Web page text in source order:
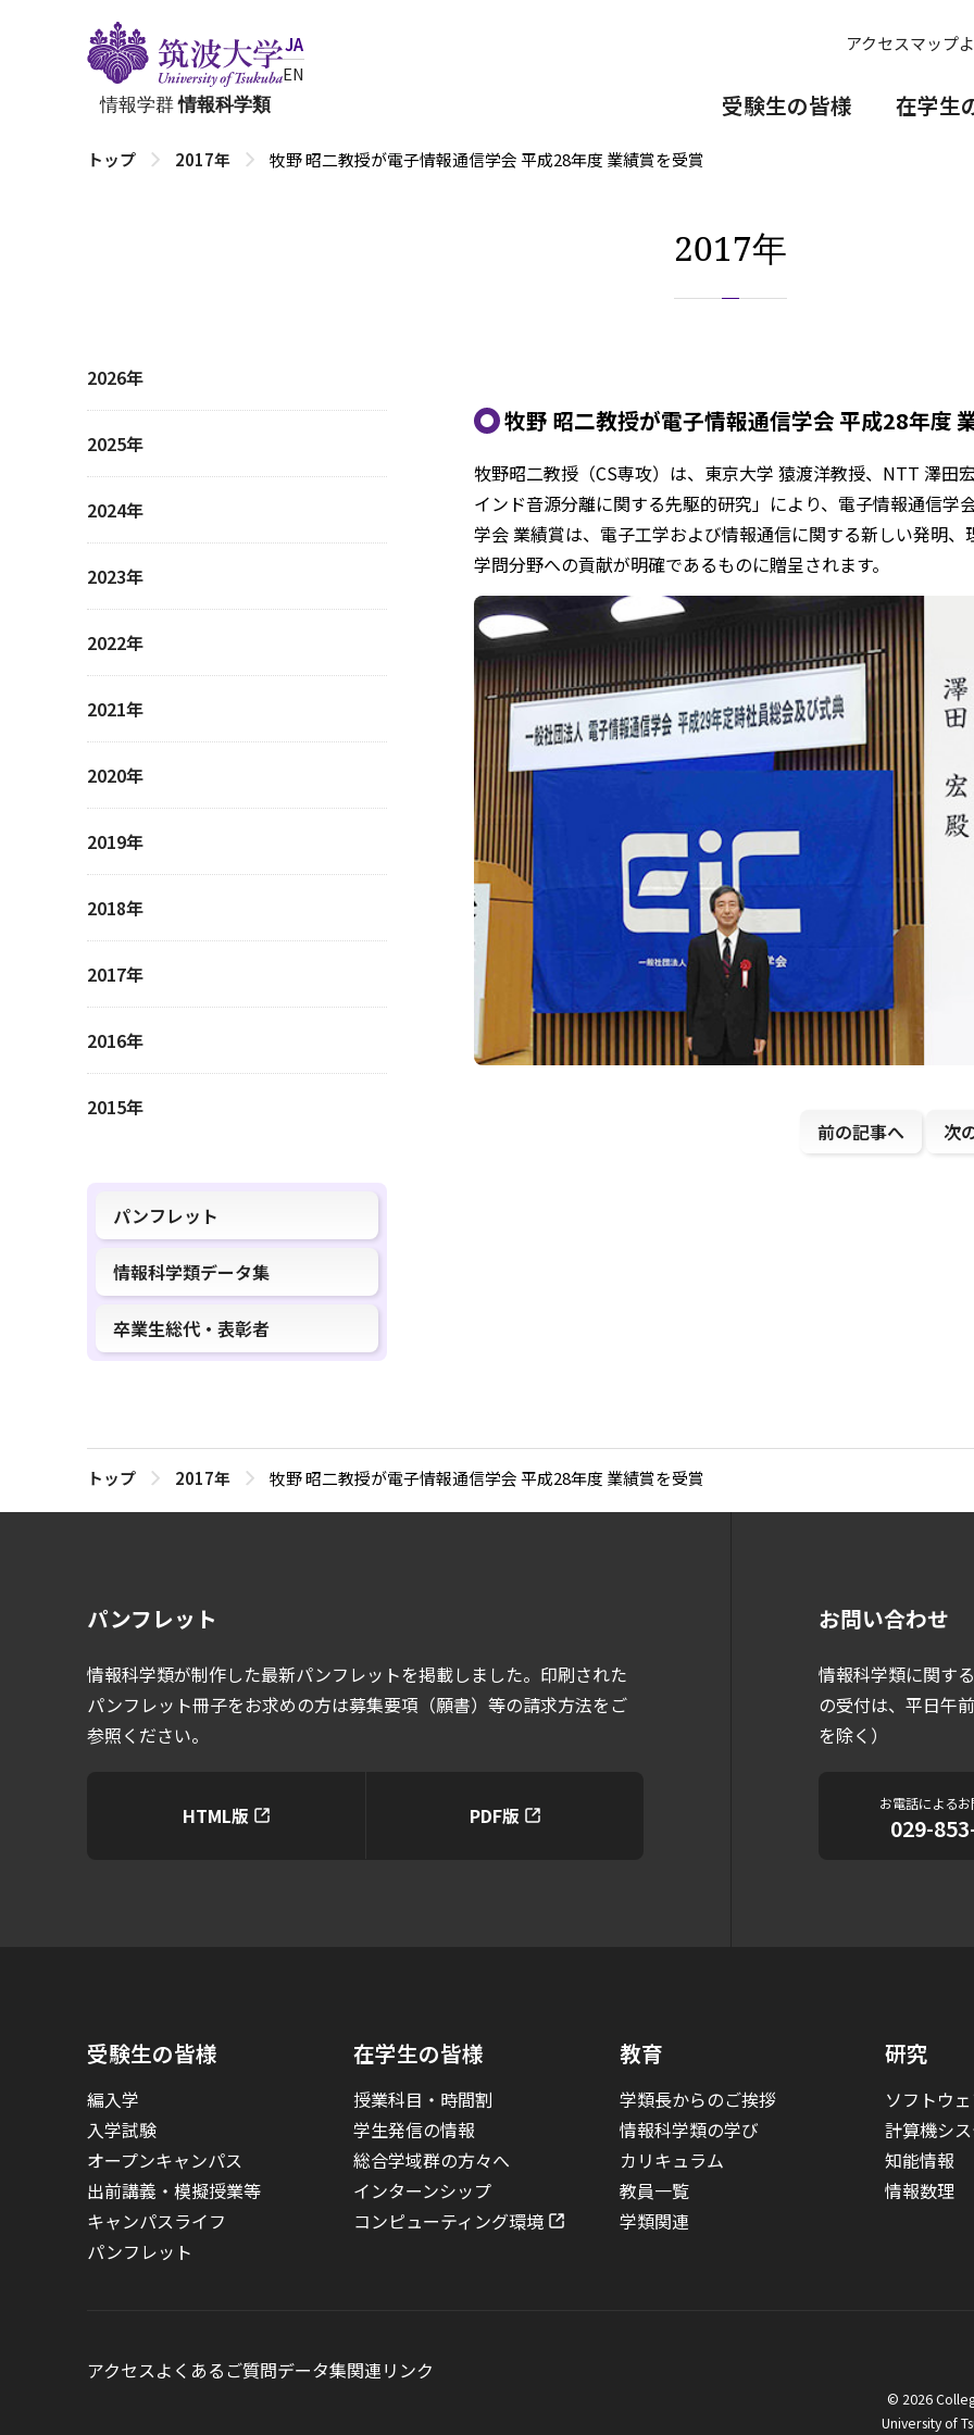
情報学群情報科学類
JA
EN
アクセスマップ
受験生の皆様 在学生
トップ 2017年 牧野 昭二教授が電子情報通信学会 平成28年度 業績賞を受賞
2017年
2026年
2025年
2024年
2023年
2022年
2021年
2020年
2019年
2018年
2017年
2016年
2015年
パンフレット
情報科学類データ集
卒業生総代・表彰者
牧野 昭二教授が電子情報通信学会 平成28年度
牧野昭二教授（CS専攻）は、東京大学 猿渡洋教授、NTT 澤田
インド音源分離に関する先駆的研究」により、電子情報通信
学会 業績賞は、電子工学および情報通信に関する新しい発明
学問分野への貢献が明確であるものに贈呈されます。
前の記事へ 次
トップ 2017年 牧野 昭二教授が電子情報通信学会 平成28年度 業績賞を受賞
パンフレット
情報科学類が制作した最新パンフレットを掲載しました。印刷された
パンフレット冊子をお求めの方は募集要項（願書）等の請求方法をご
参照ください。
HTML版 PDF版
お問い合わせ
情報科学類に関す
の受付は、平日午
を除く）
お電話による
029-
受験生の皆様
編入学
入学試験
オープンキャンパス
出前講義・模擬授業等
キャンパスライフ
パンフレット
在学生の皆様
授業科目・時間割
学生発信の情報
総合学域群の方々へ
インターンシップ
コンピューティング環境
教育
学類長からのご挨拶
情報科学類の学び
カリキュラム
教員一覧
学類関連
研究
ソフトウ
計算機シ
知能情報
情報数理
アクセスよくあるご質問データ集関連リンク
© 2026
University of